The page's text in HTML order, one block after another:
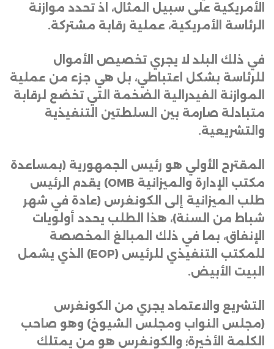
الأمريكية على سبيل المثال، اذ تحدد موازنة
الرئاسة الأمريكية، عملية رقابة مشتركة.
في ذلك البلد لا يجري تخصيص الأموال
للرئاسة بشكل اعتباطي، بل هي جزء من عملية
الموازنة الفيدرالية الضخمة التي تخضع لرقابة
متبادلة صارمة بين السلطتين التنفيذية
والتشريعية.
المقترح الأولي هو رئيس الجمهورية (بمساعدة
مكتب الإدارة والميزانية
يقدم الرئيس
طلب الميزانية إلى الكونغرس (عادة في شهر
شباط من السنة)، هذا الطلب يحدد أولويات
الإنفاق، بما في ذلك المبالغ المخصصة
للمكتب التنفيذي للرئيس (EOP)
الذي يشمل
البيت الأبيض.
التشريع والاعتماد يجري من الكونغرس
(مجلس النواب ومجلس الشيوخ) وهو صاحب
الكلمة الأخيرة؛ والكونغرس هو من يمتلك